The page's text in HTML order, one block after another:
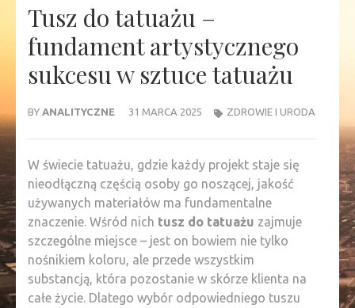
Tusz do tatuażu –
fundament artystycznego
sukcesu w sztuce tatuażu
BY ANALITYCZNE 31 MARCA 2025 ZDROWIE I URODA
W świecie tatuażu, gdzie każdy projekt staje się
nieodłączną częścią osoby go noszącej, jakość
używanych materiałów ma fundamentalne
znaczenie. Wśród nich tusz do tatuażu zajmuje
szczególne miejsce – jest on bowiem nie tylko
nośnikiem koloru, ale przede wszystkim
substancją, która pozostanie w skórze klienta na
całe życie. Dlatego wybór odpowiedniego tuszu